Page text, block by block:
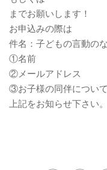
までお願いします！
お申込みの際は
件名：子どもの言動の
①名前
②メールアドレス
③お子様の同伴につい
上記をお知らせ下さい。